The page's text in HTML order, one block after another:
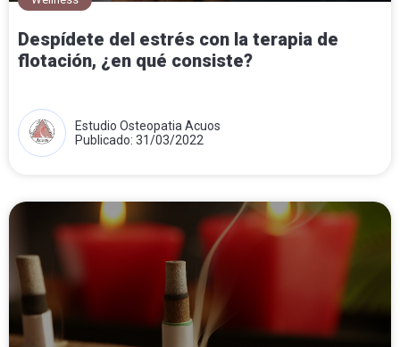
Despídete del estrés con la terapia de
flotación, ¿en qué consiste?
Estudio Osteopatia Acuos
Publicado: 31/03/2022